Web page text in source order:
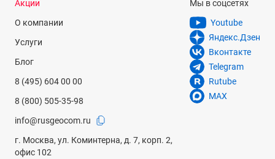
Акции
О компании
Услуги
Блог
8 (495) 604 00 00
8 (800) 505-35-98
info@rusgeocom.ru
г. Москва, ул. Коминтерна, д. 7, корп. 2,
офис 102
Мы в соцсетях
Youtube
Яндекс.Дзен
Вконтакте
Telegram
Rutube
MAX